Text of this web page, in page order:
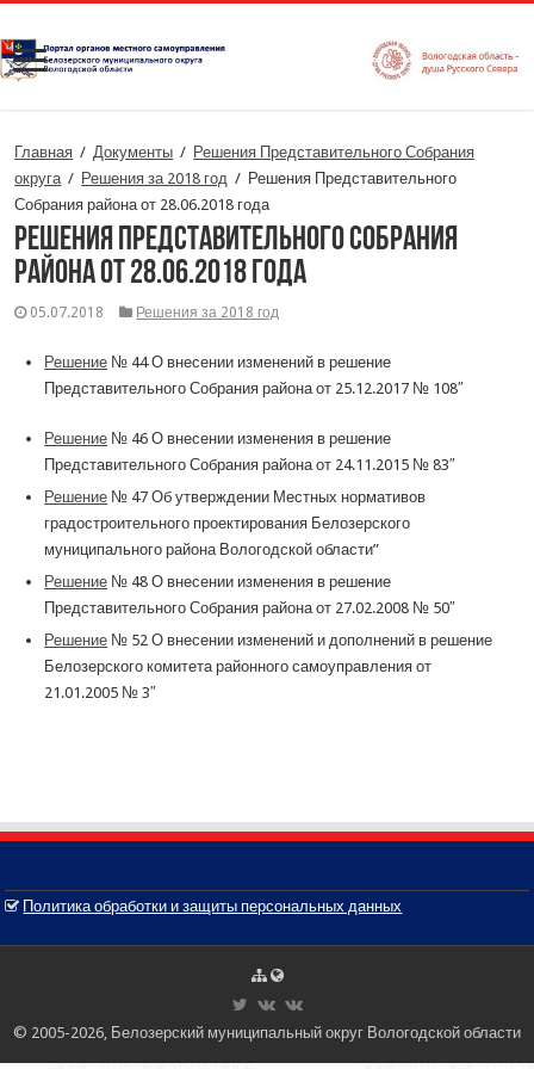
Главная / Документы / Решения Представительного Собрания
округа / Решения за 2018 год / Решения Представительного
Собрания района от 28.06.2018 года
Решения Представительного Собрания
района от 28.06.2018 года
05.07.2018 Решения за 2018 год
Решение № 44 О внесении изменений в решение
Представительного Собрания района от 25.12.2017 № 108″
Решение № 46 О внесении изменения в решение
Представительного Собрания района от 24.11.2015 № 83″
Решение № 47 Об утверждении Местных нормативов
градостроительного проектирования Белозерского
муниципального района Вологодской области”
Решение № 48 О внесении изменения в решение
Представительного Собрания района от 27.02.2008 № 50″
Решение № 52 О внесении изменений и дополнений в решение
Белозерского комитета районного самоуправления от
21.01.2005 № 3″
Политика обработки и защиты персональных данных
© 2005-2026, Белозерский муниципальный округ Вологодской области